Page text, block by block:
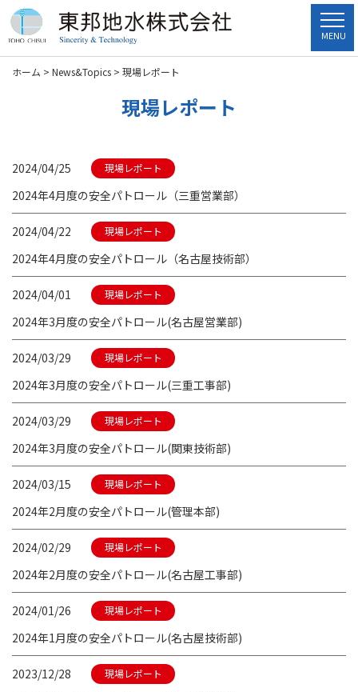
MENU
ホーム > News&Topics > 現場レポート
現場レポート
2024/04/25 現場レポート
2024年4月度の安全パトロール（三重営業部）
2024/04/22 現場レポート
2024年4月度の安全パトロール（名古屋技術部）
2024/04/01 現場レポート
2024年3月度の安全パトロール(名古屋営業部)
2024/03/29 現場レポート
2024年3月度の安全パトロール(三重工事部)
2024/03/29 現場レポート
2024年3月度の安全パトロール(関東技術部)
2024/03/15 現場レポート
2024年2月度の安全パトロール(管理本部)
2024/02/29 現場レポート
2024年2月度の安全パトロール(名古屋工事部)
2024/01/26 現場レポート
2024年1月度の安全パトロール(名古屋技術部)
2023/12/28 現場レポート